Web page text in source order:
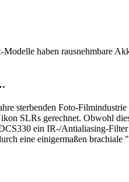
haben rausnehmbare
sterbenden Foto-
SLRs gerechnet. Obwohl
ein IR-/Antialiasing-
eine einigermaßen brachiale